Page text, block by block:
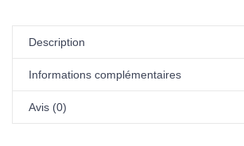
Description
Informations complémentaires
Avis (0)